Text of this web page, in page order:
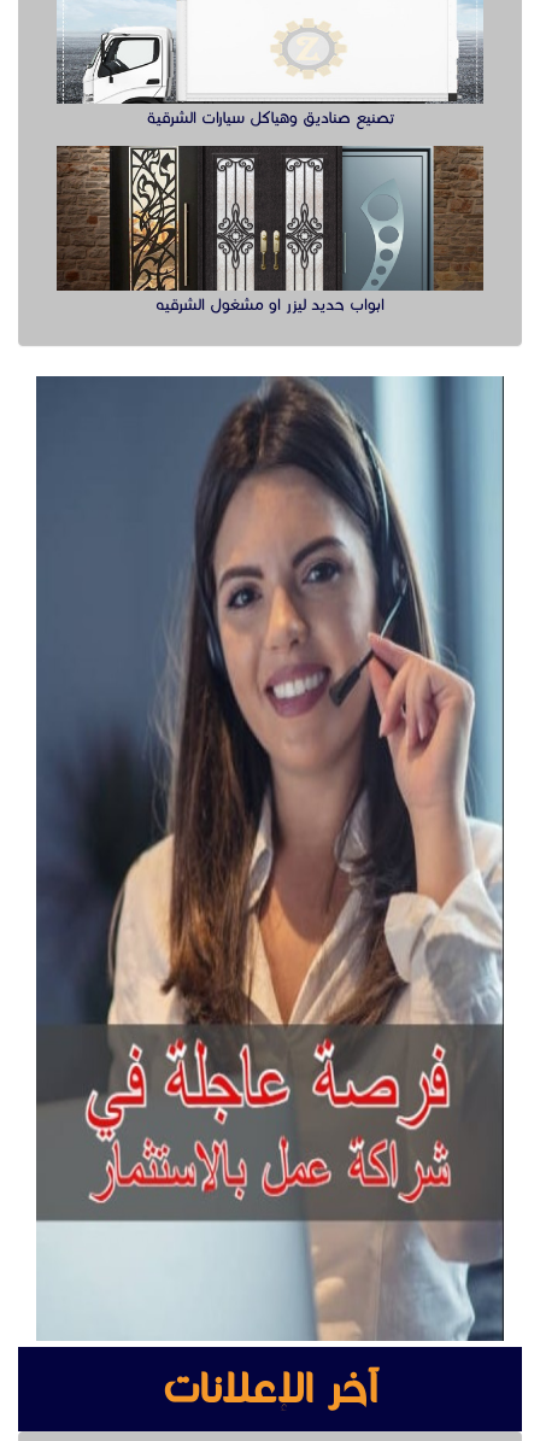
ابواب حديد ليزر او مشغول الشرقيه
آخر الإعلانات
سيزر لفت للايجار رافعه مقصيه